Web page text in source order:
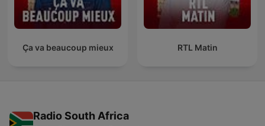
Ça va beaucoup mieux RTL Matin
Radio South Africa